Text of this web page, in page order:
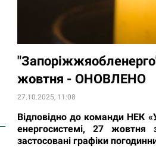
жовтня - ОНОВЛЕНО
27.10.2025, 11:08
Відповідно до команди НЕК
енергосистемі, 27
застосовані графіки